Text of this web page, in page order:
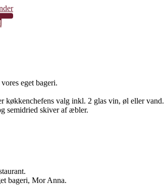
eget bageri.
køkkenchefens valg inkl. 2 glas vin, øl eller vand.
semidried skiver af æbler.
bageri, Mor Anna.